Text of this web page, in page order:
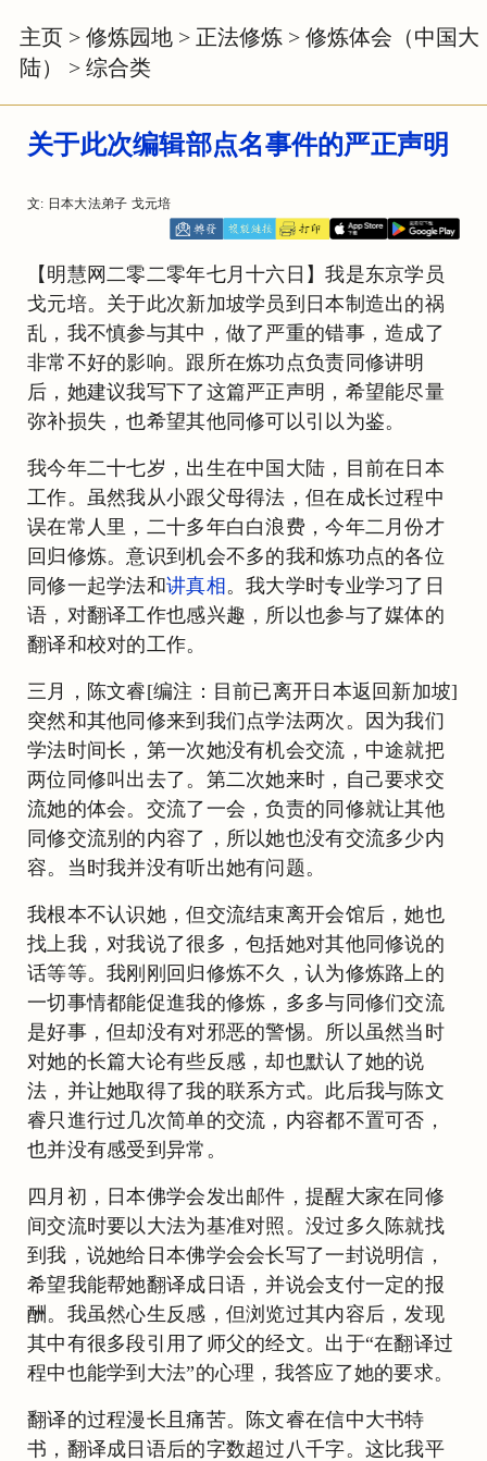
主页 > 修炼园地 > 正法修炼 > 修炼体会（中国大
陆）
> 综合类
关于此次编辑部点名事件的严正声明
文: 日本大法弟子 戈元培
【明慧网二零二零年七月十六日】我是东京学员
戈元培。关于此次新加坡学员到日本制造出的祸
乱，我不慎参与其中，做了严重的错事，造成了
非常不好的影响。跟所在炼功点负责同修讲明
后，她建议我写下了这篇严正声明，希望能尽量
弥补损失，也希望其他同修可以引以为鉴。
我今年二十七岁，出生在中国大陆，目前在日本
工作。虽然我从小跟父母得法，但在成长过程中
误在常人里，二十多年白白浪费，今年二月份才
回归修炼。意识到机会不多的我和炼功点的各位
同修一起学法和讲真相 。我大学时专业学习了日
语，对翻译工作也感兴趣，所以也参与了媒体的
翻译和校对的工作。
三月，陈文睿[编注：目前已离开日本返回新加坡]
突然和其他同修来到我们点学法两次。因为我们
学法时间长，第一次她没有机会交流，中途就把
两位同修叫出去了。第二次她来时，自己要求交
流她的体会。交流了一会，负责的同修就让其他
同修交流别的内容了，所以她也没有交流多少内
容。当时我并没有听出她有问题。
我根本不认识她，但交流结束离开会馆后，她也
找上我，对我说了很多，包括她对其他同修说的
话等等。我刚刚回归修炼不久，认为修炼路上的
一切事情都能促進我的修炼，多多与同修们交流
是好事，但却没有对邪恶的警惕。所以虽然当时
对她的长篇大论有些反感，却也默认了她的说
法，并让她取得了我的联系方式。此后我与陈文
睿只進行过几次简单的交流，内容都不置可否，
也并没有感受到异常。
四月初，日本佛学会发出邮件，提醒大家在同修
间交流时要以大法为基准对照。没过多久陈就找
到我，说她给日本佛学会会长写了一封说明信，
希望我能帮她翻译成日语，并说会支付一定的报
酬。我虽然心生反感，但浏览过其内容后，发现
其中有很多段引用了师父的经文。出于“在翻译过
程中也能学到大法”的心理，我答应了她的要求。
翻译的过程漫长且痛苦。陈文睿在信中大书特
书，翻译成日语后的字数超过八千字。这比我平